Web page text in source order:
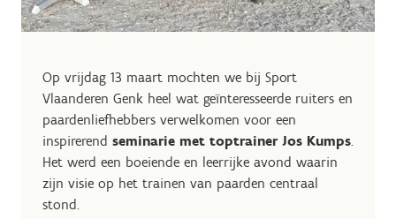
Op vrijdag 13 maart mochten we bij Sport
Vlaanderen Genk heel wat geïnteresseerde ruiters en
paardenliefhebbers verwelkomen voor een
inspirerend seminarie met toptrainer Jos Kumps.
Het werd een boeiende en leerrijke avond waarin
zijn visie op het trainen van paarden centraal
stond.